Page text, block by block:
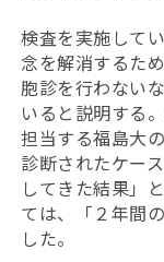
検査を実施して
念を解消するた
胞診を行わない
いると説明する
担当する福島大
診断されたケー
してきた結果」
ては、「２年間
した。